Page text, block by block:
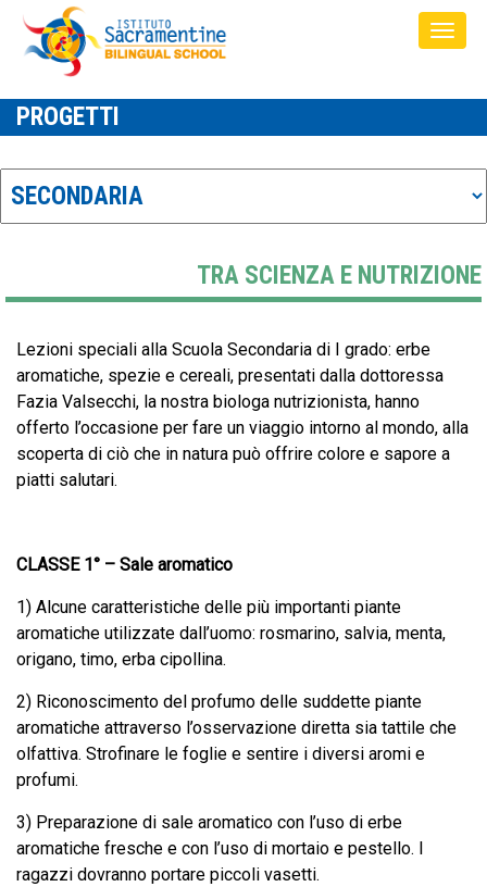
PROGETTI
TRA SCIENZA E NUTRIZIONE
Lezioni speciali alla Scuola Secondaria di I grado: erbe
aromatiche, spezie e cereali, presentati dalla dottoressa
Fazia Valsecchi, la nostra biologa nutrizionista, hanno
offerto l’occasione per fare un viaggio intorno al mondo, alla
scoperta di ciò che in natura può offrire colore e sapore a
piatti salutari.
CLASSE 1° – Sale aromatico
1) Alcune caratteristiche delle più importanti piante
aromatiche utilizzate dall’uomo: rosmarino, salvia, menta,
origano, timo, erba cipollina.
2) Riconoscimento del profumo delle suddette piante
aromatiche attraverso l’osservazione diretta sia tattile che
olfattiva. Strofinare le foglie e sentire i diversi aromi e
profumi.
3) Preparazione di sale aromatico con l’uso di erbe
aromatiche fresche e con l’uso di mortaio e pestello. I
ragazzi dovranno portare piccoli vasetti.